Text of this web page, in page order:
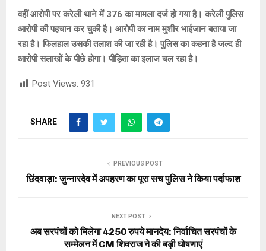
वहीं आरोपी पर करेली थाने में 376 का मामला दर्ज हो गया है। करेली पुलिस
आरोपी की पहचान कर चुकी है। आरोपी का नाम मुशीर भाईजान बताया जा
रहा है। फिलहाल उसकी तलाश की जा रही है। पुलिस का कहना है जल्द ही
आरोपी सलाखों के पीछे होगा। पीड़िता का इलाज चल रहा है।
Post Views: 931
SHARE
PREVIOUS POST
छिंदवाड़ा: जुन्नारदेव में अपहरण का पूरा सच पुलिस ने किया पर्दाफाश
NEXT POST
अब सरपंचों को मिलेगा 4250 रुपये मानदेय: निर्वाचित सरपंचों के
सम्मेलन में CM शिवराज ने की बड़ी घोषणाएं